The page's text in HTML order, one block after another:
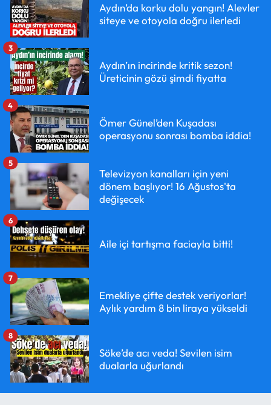
Aydın’da korku dolu yangın! Alevler
siteye ve otoyola doğru ilerledi
Aydın’ın incirinde kritik sezon!
Üreticinin gözü şimdi fiyatta
3
Ömer Günel’den Kuşadası
operasyonu sonrası bomba iddia!
4
Televizyon kanalları için yeni
dönem başlıyor! 16 Ağustos'ta
değişecek
5
Aile içi tartışma faciayla bitti!
6
Emekliye çifte destek veriyorlar!
Aylık yardım 8 bin liraya yükseldi
7
Söke’de acı veda! Sevilen isim
dualarla uğurlandı
8